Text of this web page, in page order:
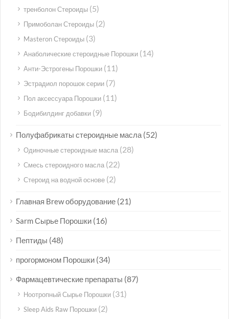
тренболон Стероиды (5)
Примоболан Стероиды (2)
Masteron Стероиды (3)
Анаболические стероидные Порошки (14)
Анти-Эстрогены Порошки (11)
Эстрадиол порошок серии (7)
Пол аксессуара Порошки (11)
Бодибилдинг добавки (9)
Полуфабрикаты стероидные масла (52)
Одиночные стероидные масла (28)
Смесь стероидного масла (22)
Стероид на водной основе (2)
Главная Brew оборудование (21)
Sarm Сырье Порошки (16)
Пептиды (48)
прогормоном Порошки (34)
Фармацевтические препараты (87)
Ноотропный Сырье Порошки (31)
Sleep Aids Raw Порошки (2)